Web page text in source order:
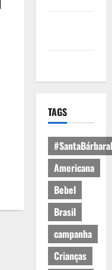
TAGS
Americana
Bebel
Brasil
campanha
Crianças